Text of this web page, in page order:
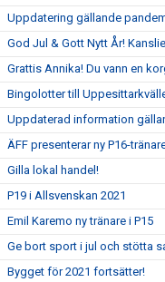
Uppdatering gällande
God Jul & Gott Nytt År!
Grattis Annika! Du vann en
Bingolotter till
Uppdaterad information
ÄFF presenterar ny P16-
Gilla lokal handel!
P19 i Allsvenskan 2021
Emil Karemo ny tränare i P15
Ge bort sport i jul och stötta
Bygget för 2021 fortsätter!